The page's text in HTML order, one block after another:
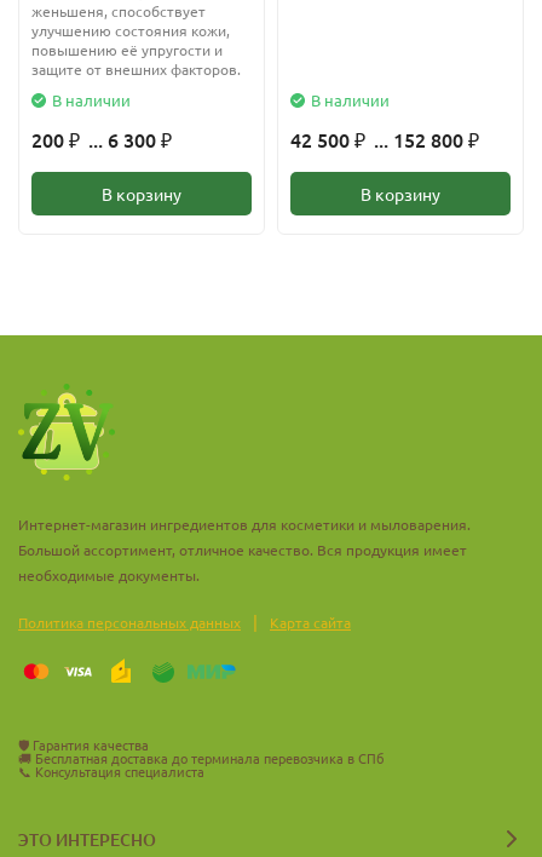
0,1–1,0% в зависимости от типа рецептуры и желаемого
эффекта.
на этапе охлаждения.
прямого света.
женьшеня, способствует
улучшению состояния кожи,
повышению её упругости и
защите от внешних факторов.
В наличии
200 ₽ ... 6 300 ₽
В корзину
В наличии
42 500 ₽ ... 152 800 ₽
В корзину
Интернет-магазин ингредиентов для косметики и мыловарения.
Большой ассортимент, отличное качество. Вся продукция имеет
необходимые документы.
Политика персональных данных | Карта сайта
🛡️ Гарантия качества
🚚 Бесплатная доставка до терминала перевозчика в СПб
📞 Консультация специалиста
ЭТО ИНТЕРЕСНО